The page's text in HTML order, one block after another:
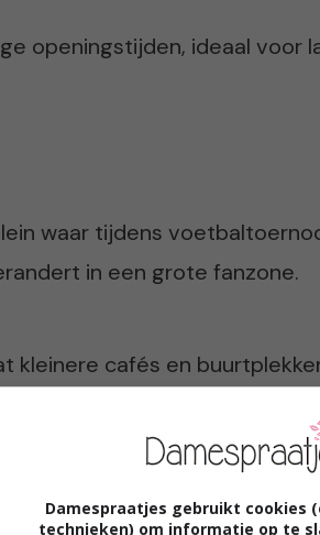
openingstijden, ideaal voor
waar tijdens
in een grote fanzone.
kleinere cafés en
drukte van het centrum willen
Damespraatjes gebruikt cookies
technieken) om informatie op te